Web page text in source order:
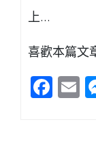
上…
喜歡本篇文